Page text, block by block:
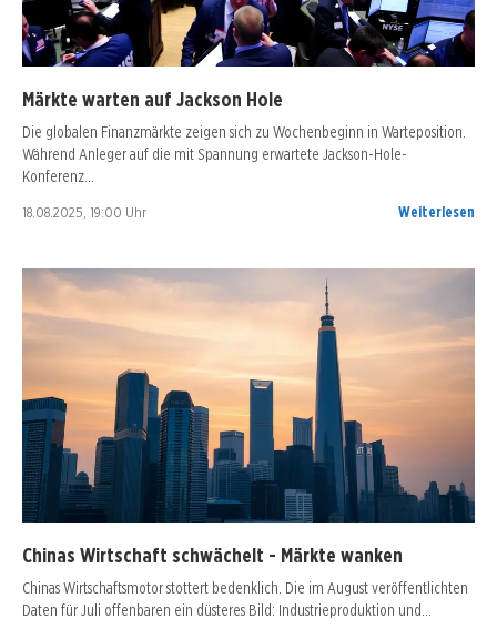
Märkte warten auf Jackson Hole
Die globalen Finanzmärkte zeigen sich zu Wochenbeginn in Warteposition.
Während Anleger auf die mit Spannung erwartete Jackson-Hole-
Konferenz…
18.08.2025, 19:00 Uhr Weiterlesen
Chinas Wirtschaft schwächelt - Märkte wanken
Chinas Wirtschaftsmotor stottert bedenklich. Die im August veröffentlichten
Daten für Juli offenbaren ein düsteres Bild: Industrieproduktion und…